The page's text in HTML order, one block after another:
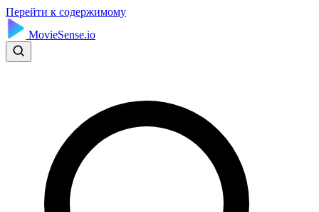
Перейти к содержимому
MovieSense.io